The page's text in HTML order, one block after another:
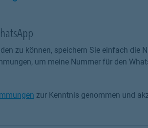
zu können, speichern Sie einfach die
um meine Nummer für den
zur Kenntnis genommen und
zur Kenntnis genommen und